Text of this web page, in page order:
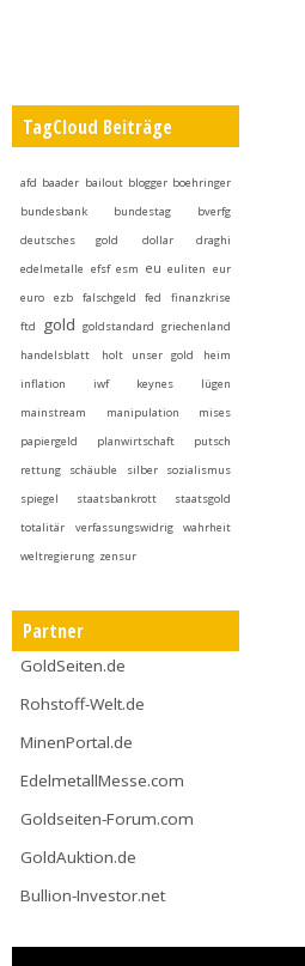
TagCloud Beiträge
afd baader bailout blogger boehringer
bundesbank
bundestag
bverfg
deutsches gold
dollar
draghi
edelmetalle efsf esm eu euliten eur
euro
ezb falschgeld fed
finanzkrise
ftd
gold goldstandard griechenland
handelsblatt
holt unser gold heim
inflation
iwf keynes
lügen
mainstream
manipulation
mises
papiergeld
planwirtschaft
putsch
rettung
schäuble silber
sozialismus
spiegel
staatsbankrott
staatsgold
totalitär
verfassungswidrig
wahrheit
weltregierung zensur
Partner
GoldSeiten.de
Rohstoff-Welt.de
MinenPortal.de
EdelmetallMesse.com
Goldseiten-Forum.com
GoldAuktion.de
Bullion-Investor.net